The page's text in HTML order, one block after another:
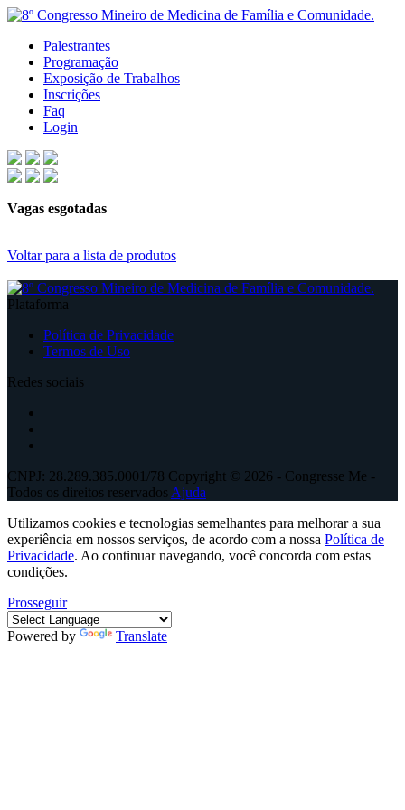
Palestrantes
Programação
Exposição de Trabalhos
Inscrições
Faq
Login
Vagas esgotadas
Voltar para a lista de produtos
Plataforma
Política de Privacidade
Termos de Uso
Redes sociais
CNPJ: 28.289.385.0001/78 Copyright © 2026 - Congresse Me -
Todos os direitos reservados Ajuda
Utilizamos cookies e tecnologias semelhantes para melhorar a sua
experiência em nossos serviços, de acordo com a nossa Política de
Privacidade. Ao continuar navegando, você concorda com estas
condições.
Prosseguir
Powered by Translate